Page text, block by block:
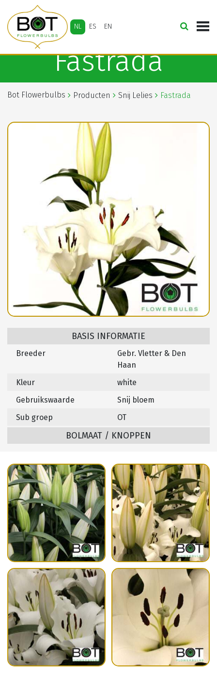
NL ES EN
Fastrada
Bot Flowerbulbs Producten Snij Lelies Fastrada
BASIS INFORMATIE
Breeder
Gebr. Vletter & Den
Haan
Kleur
white
Gebruikswaarde
Snij bloem
Sub groep
OT
BOLMAAT / KNOPPEN